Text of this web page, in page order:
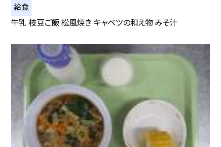
給食
牛乳 枝豆ご飯 松風焼き キャベツの和え物 みそ汁